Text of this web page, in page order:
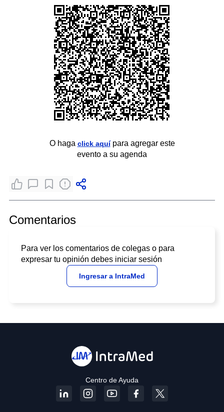
O haga click aquípara agregar este
evento a su agenda
Comentarios
Para ver los comentarios de colegas o para
expresar tu opinión debes iniciar sesión
Ingresar a IntraMed
Centro de Ayuda